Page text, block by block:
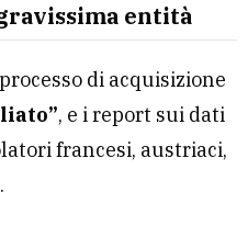
entità
di acquisizione
, e i report sui dati
francesi, austriaci,